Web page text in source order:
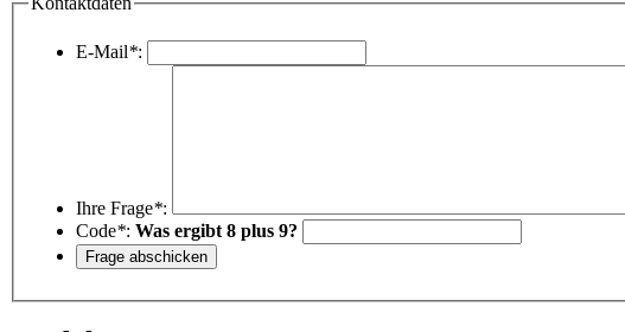
E-Mail*:
Ihre Frage*:
Code*: Was ergibt 8 plus 9?